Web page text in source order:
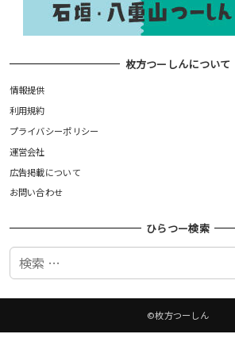
枚方つーしんについて
情報提供
利用規約
プライバシーポリシー
運営会社
広告掲載について
お問い合わせ
ひらつー検索
検
©枚方つーしん